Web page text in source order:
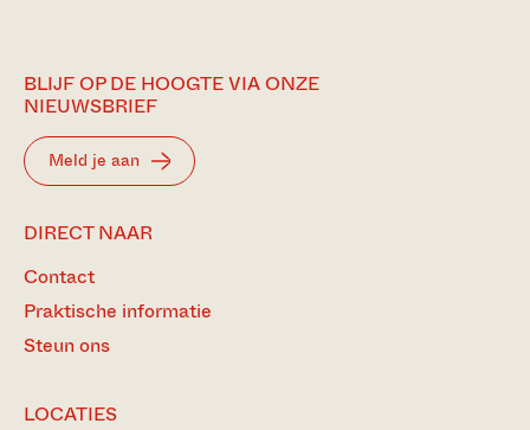
BLIJF OP DE HOOGTE VIA ONZE
NIEUWSBRIEF
Meld je aan
DIRECT NAAR
Contact
Praktische informatie
Steun ons
LOCATIES